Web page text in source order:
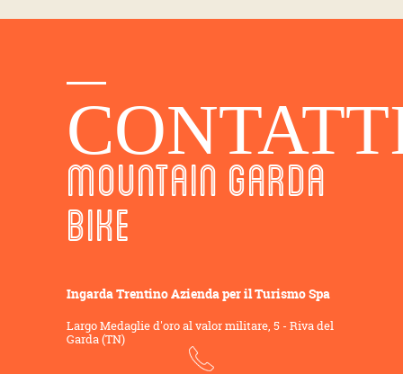
MOUNTAIN GARDA
BIKE
Ingarda Trentino Azienda per il Turismo Spa
Largo Medaglie d'oro al valor militare, 5 - Riva del
Garda (TN)